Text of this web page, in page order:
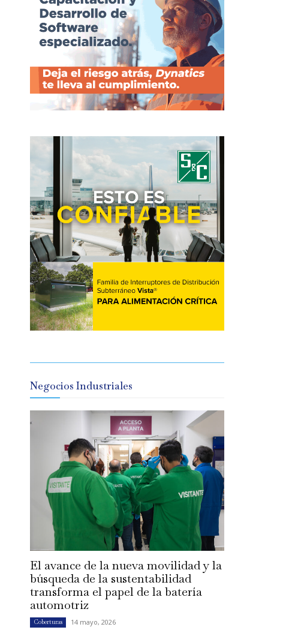
Negocios Industriales
El avance de la nueva movilidad y la
búsqueda de la sustentabilidad
transforma el papel de la batería
automotriz
Coberturas 14 mayo, 2026